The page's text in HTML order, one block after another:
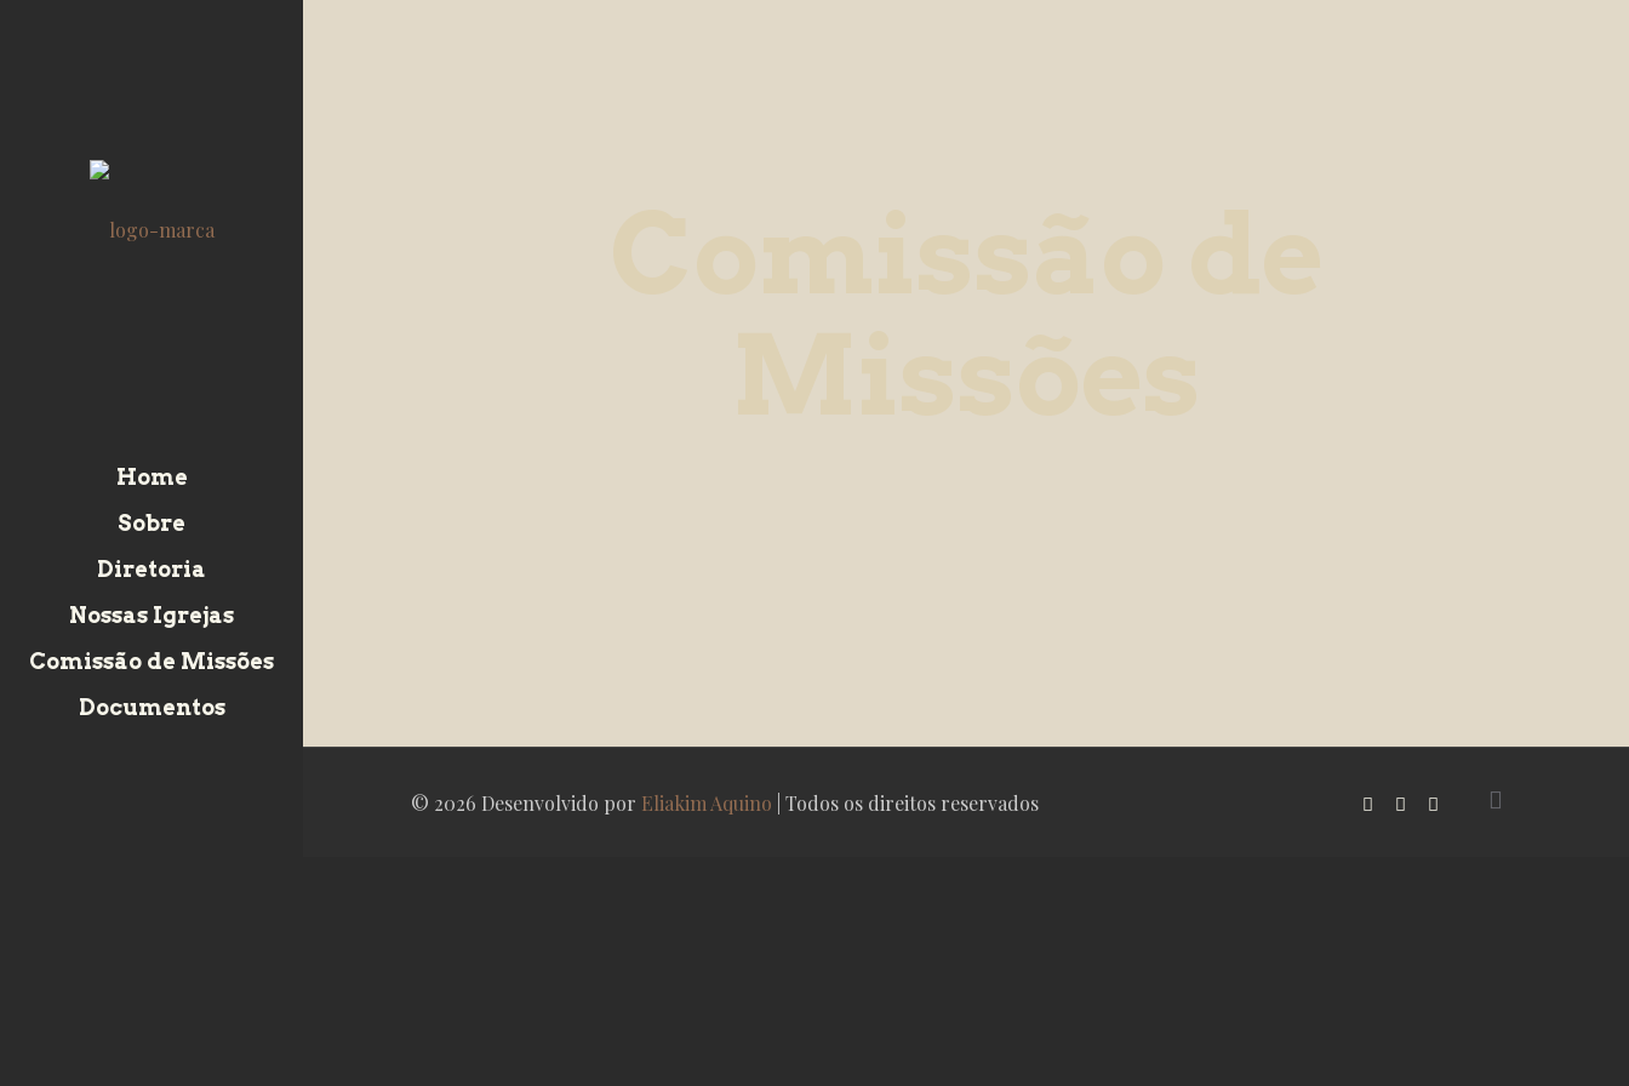
Home
Sobre
Diretoria
Nossas Igrejas
Comissão de Missões
Documentos
© 2026 Desenvolvido por Eliakim Aquino | Todos os direitos reservados